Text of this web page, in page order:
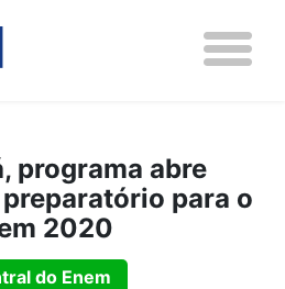
programa abre
para o
2020
do Enem